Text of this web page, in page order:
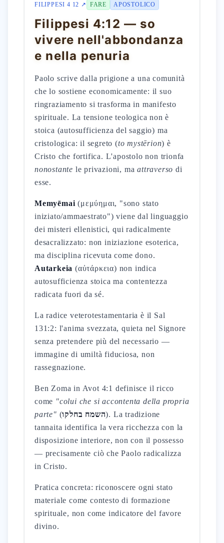
FILIPPESI 4 12 ↗ FARE APOSTOLICO
Filippesi 4:12 — so
vivere nell'abbondanza
e nella penuria
Paolo scrive dalla prigione a una comunità
che lo sostiene economicamente: il suo
ringraziamento si trasforma in manifesto
spirituale. La tensione teologica non è
stoica (autosufficienza del saggio) ma
cristologica: il segreto (to mystērion) è
Cristo che fortifica. L'apostolo non trionfa
nonostante le privazioni, maattraverso di
esse.
Memyēmai (μεμύημαι, "sono stato
iniziato/ammaestrato") viene dal linguaggio
dei misteri ellenistici, qui radicalmente
desacralizzato: non iniziazione esoterica,
ma disciplina ricevuta come dono.
Autarkeia (αὐτάρκεια) non indica
autosufficienza stoica ma contentezza
radicata fuori da sé.
La radice veterotestamentaria è il Sal
131:2: l'anima svezzata, quieta nel Signore
senza pretendere più del necessario —
immagine di umiltà fiduciosa, non
rassegnazione.
Ben Zoma in Avot 4:1 definisce il ricco
come "colui che si accontenta della propria
parte" (השמח בחלקו). La tradizione
tannaita identifica la vera ricchezza con la
disposizione interiore, non con il possesso
— precisamente ciò che Paolo radicalizza
in Cristo.
Pratica concreta: riconoscere ogni stato
materiale come contesto di formazione
spirituale, non come indicatore del favore
divino.